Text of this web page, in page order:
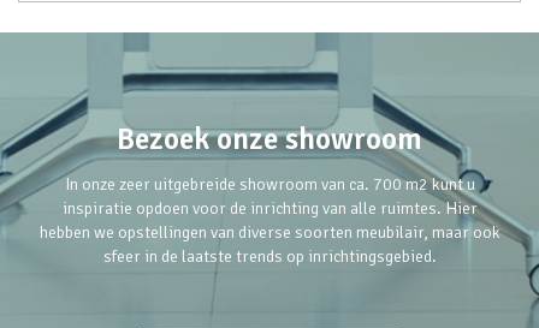
Bezoek onze showroom
In onze zeer uitgebreide showroom van ca. 700 m2 kunt u
inspiratie opdoen voor de inrichting van alle ruimtes. Hier
hebben we opstellingen van diverse soorten meubilair, maar ook
sfeer in de laatste trends op inrichtingsgebied.